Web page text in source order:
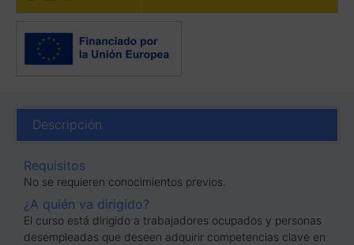
Descripción
Requisitos
No se requieren conocimientos previos.
¿A quién va dirigido?
El curso está dirigido a trabajadores ocupados y personas
desempleadas que deseen adquirir competencias clave en